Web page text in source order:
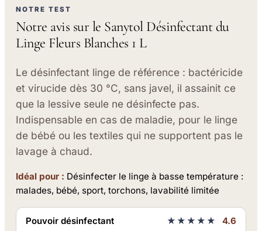
NOTRE TEST
Notre avis sur le Sanytol Désinfectant du
Linge Fleurs Blanches 1 L
Le désinfectant linge de référence : bactéricide
et virucide dès 30 °C, sans javel, il assainit ce
que la lessive seule ne désinfecte pas.
Indispensable en cas de maladie, pour le linge
de bébé ou les textiles qui ne supportent pas le
lavage à chaud.
Idéal pour : Désinfecter le linge à basse température :
malades, bébé, sport, torchons, lavabilité limitée
Pouvoir désinfectant ★★★★★ 4.6